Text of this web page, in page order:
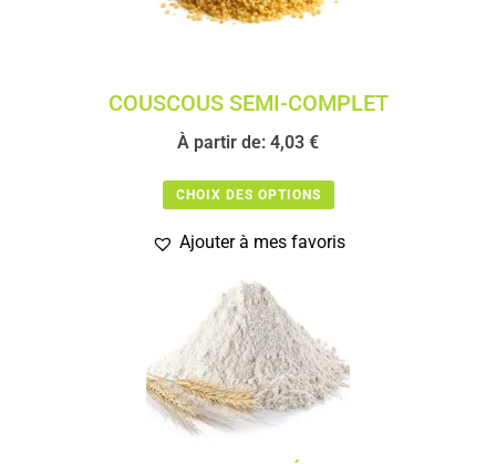
COUSCOUS SEMI-COMPLET
À partir de: 4,03 €
CHOIX DES OPTIONS
Ajouter à mes favoris